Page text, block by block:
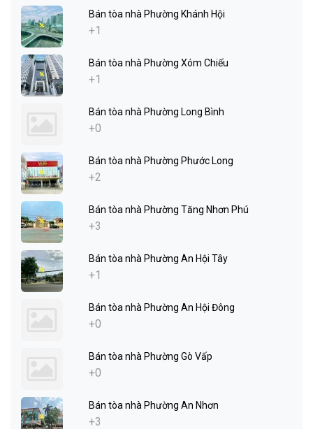
Bán tòa nhà Phường Khánh Hội
+1
Bán tòa nhà Phường Xóm Chiếu
+1
Bán tòa nhà Phường Long Bình
+0
Bán tòa nhà Phường Phước Long
+2
Bán tòa nhà Phường Tăng Nhơn Phú
+3
Bán tòa nhà Phường An Hội Tây
+1
Bán tòa nhà Phường An Hội Đông
+0
Bán tòa nhà Phường Gò Vấp
+0
Bán tòa nhà Phường An Nhơn
+3